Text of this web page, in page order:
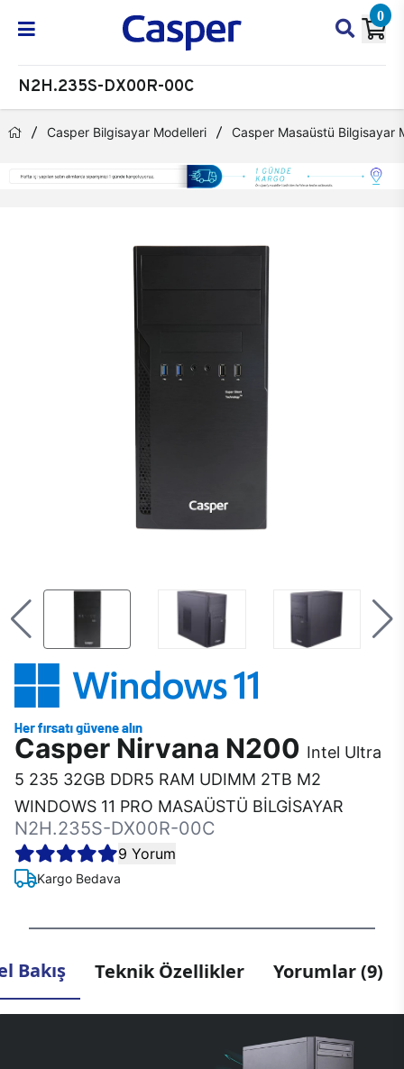
0
N2H.235S-DX00R-00C
Casper Bilgisayar Modelleri Casper Masaüstü Bilgisayar
Casper Nirvana N200 Intel Ultra
5 235 32GB DDR5 RAM UDIMM 2TB M2
WINDOWS 11 PRO MASAÜSTÜ BİLGİSAYAR
N2H.235S-DX00R-00C
9 Yorum
Kargo Bedava
Bakış Teknik Özellikler Yorumlar (9)